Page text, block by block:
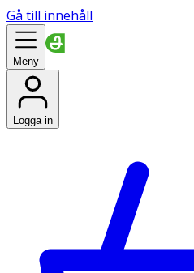
Gå till innehåll
Meny
Logga in